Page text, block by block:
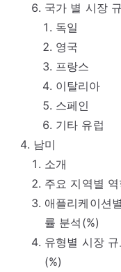
국가 별 시장
독일
영국
프랑스
이탈리아
스페인
기타 유럽
남미
소개
주요 지역별
애플리케이션
률 분석(%)
유형별 시장
(%)